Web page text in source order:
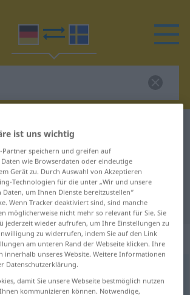
Wörterbuch
Übersetzung
Übersetzung
: Adjektiv, Eigenschaftswort
ist uns wichtig
-Partner speichern und greifen auf
wie Browserdaten oder eindeutige
Gerät zu. Durch Auswahl von Akzeptieren
Technologien für die unter „Wir und unsere
um Ihnen Dienste bereitzustellen“
Wenn Tracker deaktiviert sind, sind manche
möglicherweise nicht mehr so relevant für Sie. Sie
jederzeit wieder aufrufen, um Ihre Einstellungen zu
zu widerrufen, indem Sie auf den Link
am unteren Rand der Webseite klicken. Ihre
innerhalb unseres Website. Weitere Informationen
Datenschutzerklärung.
damit Sie unsere Webseite bestmöglich nutzen
kommunizieren können. Notwendige,